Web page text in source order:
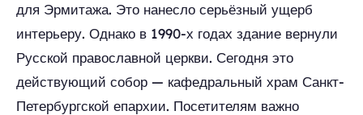
для Эрмитажа. Это нанесло серьёзный ущерб
интерьеру. Однако в 1990-х годах здание вернули
Русской православной церкви. Сегодня это
действующий собор — кафедральный храм Санкт-
Петербургской епархии. Посетителям важно